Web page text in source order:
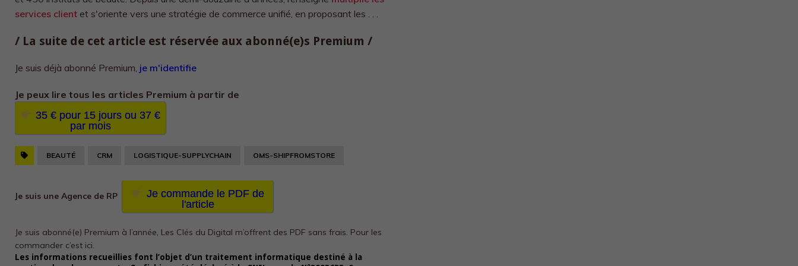
services client et s'oriente vers une stratégie de commerce unifié, en proposant les . . .
/ La suite de cet article est réservée aux abonné(e)s Premium /
Je suis déjà abonné Premium, je m'identifie
Je peux lire tous les articles Premium à partir de
35 € pour 15 jours ou 37 €
par mois
BEAUTÉ CRM LOGISTIQUE-SUPPLYCHAIN OMS-SHIPFROMSTORE
Je suis une Agence de RP
Je commande le PDF de
l'article
Je suis abonné(e) Premium à l’année, Les Clés du Digital m’offrent des PDF sans frais. Pour les
commander c’est ici.
Les informations recueillies font l’objet d’un traitement informatique destiné à la